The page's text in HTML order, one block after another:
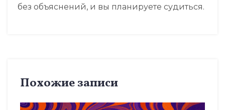
без объяснений, и вы планируете судиться.
Похожие записи